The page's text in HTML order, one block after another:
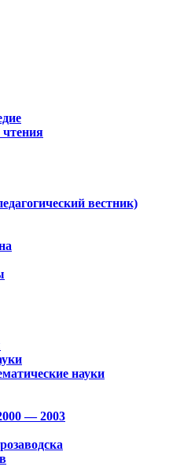
вестник)
науки
— 2003